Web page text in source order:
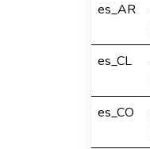
es_AR
es_CL
es_CO